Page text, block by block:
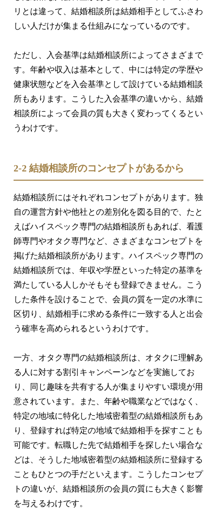
リとは違って、結婚相談所は結婚相手としてふさわ
しい人だけが集まる仕組みになっているのです。
ただし、入会基準は結婚相談所によってさまざまで
す。年齢や収入は基本として、中には特定の学歴や
健康状態などを入会基準として設けている結婚相談
所もあります。こうした入会基準の違いから、結婚
相談所によって会員の質も大きく変わってくるとい
うわけです。
2-2 結婚相談所のコンセプトがあるから
結婚相談所にはそれぞれコンセプトがあります。独
自の運営方針や他社との差別化を図る目的で、たと
えばハイスペック専門の結婚相談所もあれば、看護
師専門やオタク専門など、さまざまなコンセプトを
掲げた結婚相談所があります。ハイスペック専門の
結婚相談所では、年収や学歴といった特定の基準を
満たしている人しかそもそも登録できません。こう
した条件を設けることで、会員の質を一定の水準に
区切り、結婚相手に求める条件に一致する人と出会
う確率を高められるというわけです。
一方、オタク専門の結婚相談所は、オタクに理解あ
る人に対する割引キャンペーンなどを実施してお
り、同じ趣味を共有する人が集まりやすい環境が用
意されています。また、年齢や職業などではなく、
特定の地域に特化した地域密着型の結婚相談所もあ
り、登録すれば特定の地域で結婚相手を探すことも
可能です。転職した先で結婚相手を探したい場合な
どは、そうした地域密着型の結婚相談所に登録する
こともひとつの手だといえます。こうしたコンセプ
トの違いが、結婚相談所の会員の質にも大きく影響
を与えるわけです。